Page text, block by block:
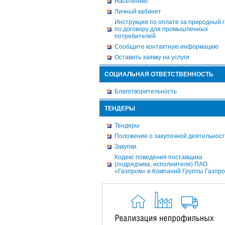
Личный кабинет
Инструкция по оплате за природный
по договору для промышленных
потребителей
Сообщите контактную информацию
Оставить заявку на услуги
СОЦИАЛЬНАЯ ОТВЕТСТВЕННОСТЬ
Благотворительность
ТЕНДЕРЫ
Тендеры
Положение о закупочной
Закупки
Кодекс поведения поставщика
(подрядчика, исполнителя) ПАО
«Газпром» и Компаний Группы